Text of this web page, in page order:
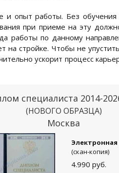
и опыт работы. Без обучения
при приеме на эту
работы по данному
на стройке. Чтобы не
ускорит процесс
специалиста 2014-
(НОВОГО ОБРАЗЦА)
Москва
Электронная
(скан-копия)
4.990 руб.